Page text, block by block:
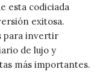
esta codiciada
exitosa.
para invertir
de lujo y
más importantes.